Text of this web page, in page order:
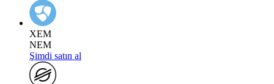
XEM
NEM
Şimdi satın al